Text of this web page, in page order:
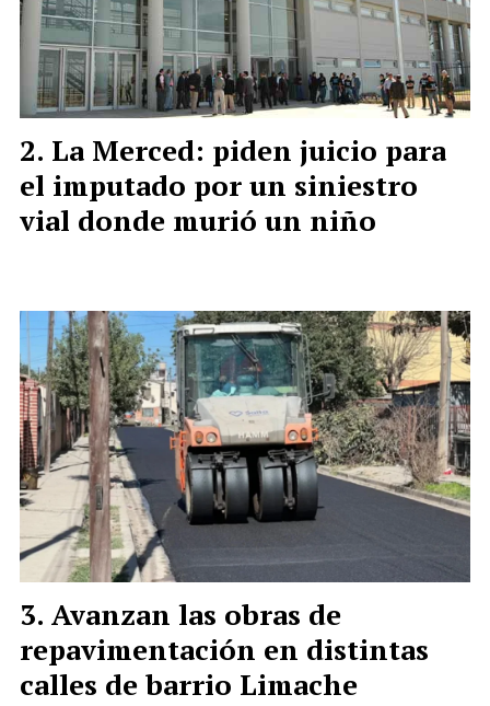
La Merced: piden juicio para
el imputado por un siniestro
vial donde murió un niño
Avanzan las obras de
repavimentación en distintas
calles de barrio Limache